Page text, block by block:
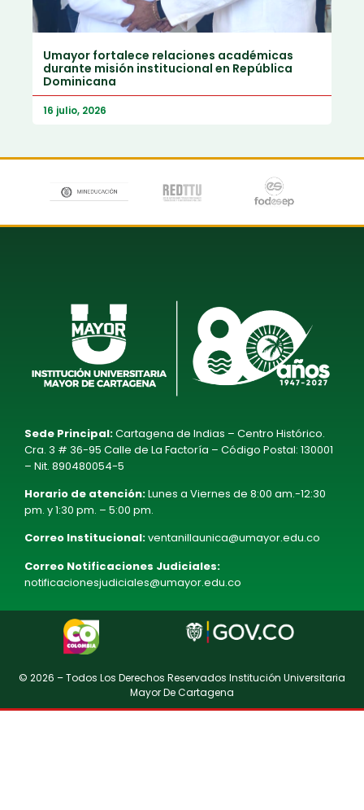
Umayor fortalece relaciones académicas
durante misión institucional en República
Dominicana
16 julio, 2026
Sede Principal:Cartagena de Indias – Centro Histórico.
Cra. 3 # 36-95 Calle de La Factoría – Código Postal: 130001
– Nit. 890480054-5
Horario de atención:Lunes a Viernes de 8:00 am.-12:30
pm. y 1:30 pm. – 5:00 pm.
Correo Institucional:ventanillaunica@umayor.edu.co
Correo Notificaciones Judiciales:
notificacionesjudiciales@umayor.edu.co
© 2026 – Todos Los Derechos Reservados Institución Universitaria
Mayor De Cartagena